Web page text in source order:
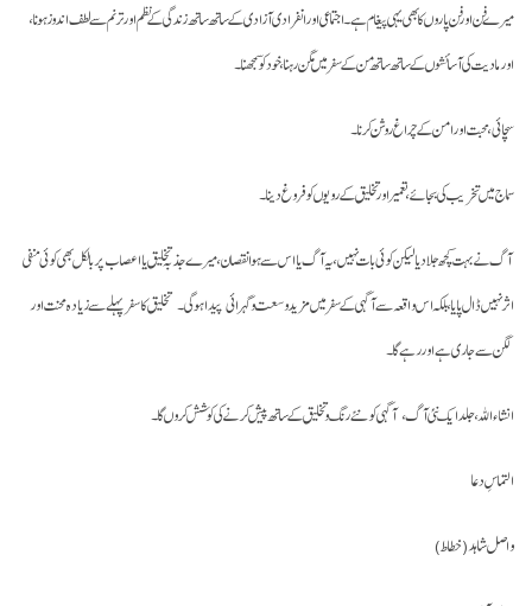
میرے فن اور فن پاروں کا بھی یہی پیغام ہے۔ اجتماعی اور انفرادی آزادی کے ساتھ ساتھ زندگی کے نظم اور ترنم سے لطف اندوز ہونا،
اور مادیت کی آسائشوں کے ساتھ ساتھ من کے سفر میں مگن رہنا، خود کو سمجھنا۔
سچائی، محبت اور امن کے چراغ روشن کرنا۔
سماج میں تخریب کی بجائے، تعمیر اور تخلیق کے رویوں کو فروغ دینا۔
آگ نے بہت کچھ جلا دیا لیکنکوئی بات نہیں، یہ آگ یا اس سے ہوا نقصان، میرے جذبہ تخلیق یا اعصاب پر بالکل بھی کوئی منفی
اثر نہیں ڈال پایا ، بلکہ اس واقعہ سے آگہی کے سفر میں مزید وسعت و گہرائی پیدا ہوگی۔ تخلیق کا سفر پہلے سے زیادہ محنت اور
لگن سے جاری ہے اور رہے گا۔
انشاءاللہ، جلد ایک نئی آگ، آگہی کو نئے رنگ و تخلیق کے ساتھ پیش کرنے کی کوشش کروں گا۔
التماسِ دعا
واصل شاہد (خطاط)